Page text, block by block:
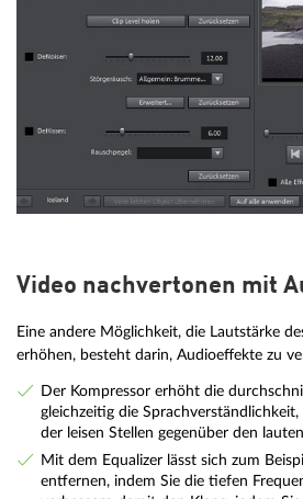
Video nachvertonen mit
Eine andere Möglichkeit, die Lautstärke
erhöhen, besteht darin, Audioeffekte zu
Der Kompressor erhöht die
gleichzeitig die
der leisen Stellen gegenüber den
Mit dem Equalizer lässt sich zum
entfernen, indem Sie die tiefen